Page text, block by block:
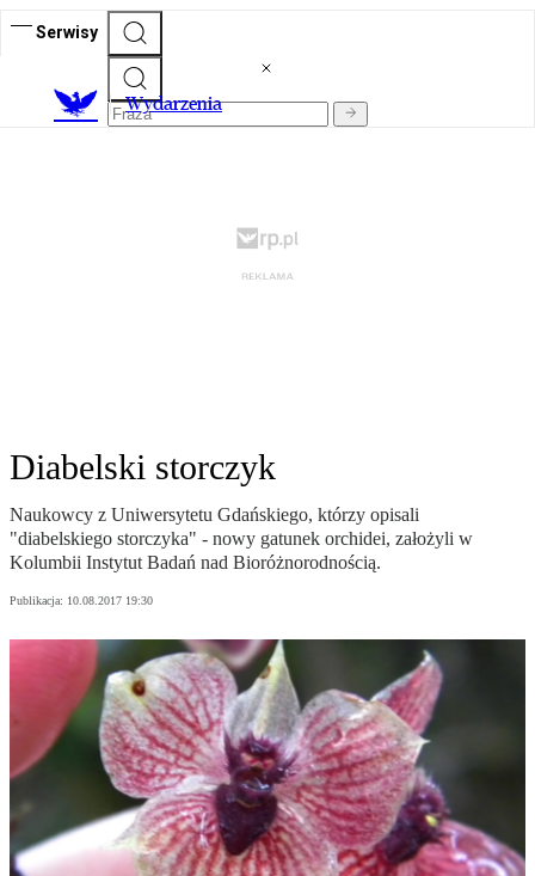
Serwisy
Wydarzenia
Diabelski storczyk
Naukowcy z Uniwersytetu Gdańskiego, którzy opisali
"diabelskiego storczyka" - nowy gatunek orchidei, założyli w
Kolumbii Instytut Badań nad Bioróżnorodnością.
Publikacja: 10.08.2017 19:30